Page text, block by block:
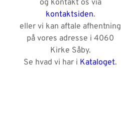
og kontakt os via
kontaktsiden.
eller vi kan aftale afhentning
på vores adresse i 4060
Kirke Såby.
Se hvad vi har i Kataloget.